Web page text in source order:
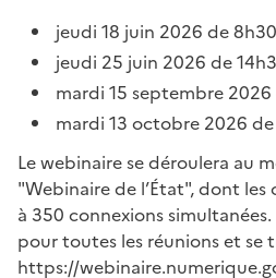
jeudi 18 juin 2026 de
jeudi 25 juin 2026 de
mardi 15 septembre 2026
mardi 13 octobre 2026 de
Le webinaire se déroulera au
"Webinaire de l’État", dont
à 350 connexions
pour toutes les réunions et se
https://